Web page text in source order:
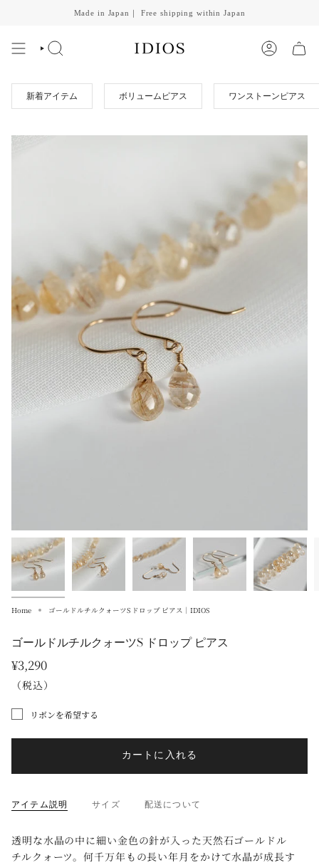
Made in Japan｜ Free shipping within Japan
SEARCH ACCOUNT
新着アイテム ボリュームピアス ワンストーンピアス
Home ゴールドルチルクォーツS ドロップ ピアス｜IDIOS
ゴールドルチルクォーツS ドロップ ピアス
¥3,290
（税込）
リボンを希望する
カートに入れる
アイテム説明 サイズ 配送について
透明な水晶の中に細い金色の針が入った天然石ゴールドル
チルクォーツ。何千万年もの長い年月をかけて水晶が成長す